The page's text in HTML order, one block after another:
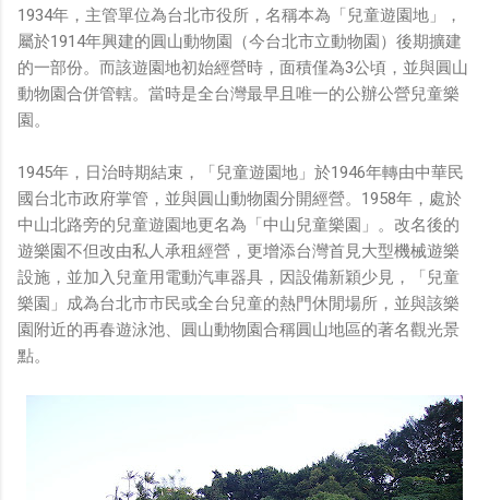
1934年，主管單位為台北市役所，名稱本為「兒童遊園地」，
屬於1914年興建的圓山動物園（今台北市立動物園）後期擴建
的一部份。而該遊園地初始經營時，面積僅為3公頃，並與圓山
動物園合併管轄。當時是全台灣最早且唯一的公辦公營兒童樂
園。
1945年，日治時期結束，「兒童遊園地」於1946年轉由中華民
國台北市政府掌管，並與圓山動物園分開經營。1958年，處於
中山北路旁的兒童遊園地更名為「中山兒童樂園」。改名後的
遊樂園不但改由私人承租經營，更增添台灣首見大型機械遊樂
設施，並加入兒童用電動汽車器具，因設備新穎少見，「兒童
樂園」成為台北市市民或全台兒童的熱門休閒場所，並與該樂
園附近的再春遊泳池、圓山動物園合稱圓山地區的著名觀光景
點。